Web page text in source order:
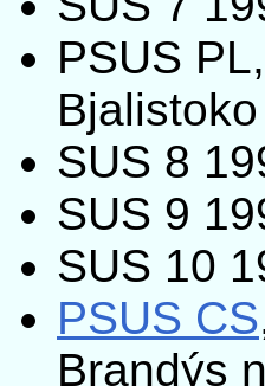
PSUS
SUS 8
SUS 9
SUS 10
PSUS CS
Brandýs